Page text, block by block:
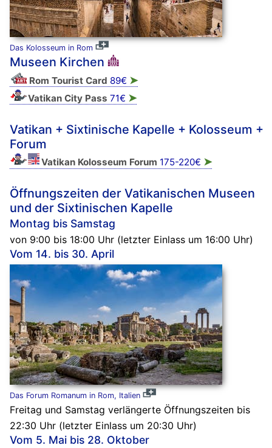
Das Kolosseum in Rom
Museen Kirchen
Rom Tourist Card 89€ ➤
Vatikan City Pass 71€ ➤
Vatikan + Sixtinische Kapelle + Kolosseum +
Forum
Vatikan Kolosseum Forum 175-220€ ➤
Öffnungszeiten der Vatikanischen Museen
und der Sixtinischen Kapelle
Montag bis Samstag
von 9:00 bis 18:00 Uhr (letzter Einlass um 16:00 Uhr)
Vom 14. bis 30. April
Das Forum Romanum in Rom, Italien
Freitag und Samstag verlängerte Öffnungszeiten bis
22:30 Uhr (letzter Einlass um 20:30 Uhr)
Vom 5. Mai bis 28. Oktober